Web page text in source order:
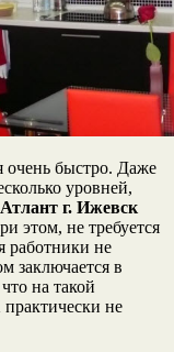
очень быстро. Даже
уровней,
г. Ижевск
этом, не требуется
работники не
заключается в
на такой
не